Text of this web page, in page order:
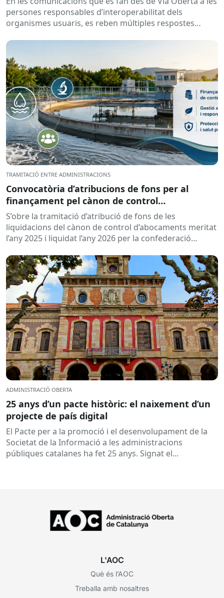
persones responsables d’interoperabilitat dels
organismes usuaris, es reben múltiples respostes
TRAMITACIÓ ENTRE ADMINISTRACIONS
Convocatòria d’atribucions de fons per al
finançament pel cànon de control
d’abocaments meritat l’any 2025 i liquidat l’any
2026
S’obre la tramitació d’atribució de fons de les
liquidacions del cànon de control d’abocaments meritat
l’any 2025 i liquidat l’any 2026 per la confederació
ADMINISTRACIÓ OBERTA
25 anys d’un pacte històric: el naixement d’un
projecte de país digital
El Pacte per a la promoció i el desenvolupament de la
Societat de la Informació a les administracions
públiques catalanes ha fet 25 anys. Signat el...
L'AOC
Què és l’AOC
Treballa amb nosaltres